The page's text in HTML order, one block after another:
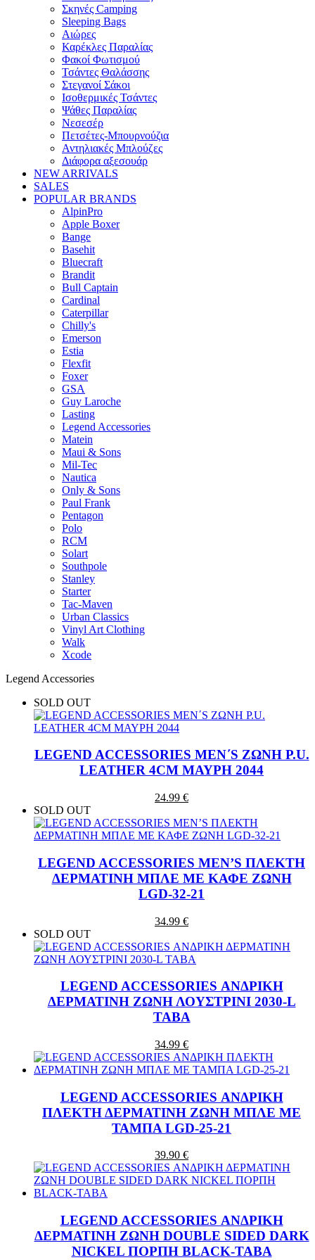
Σκηνές Camping
Sleeping Bags
Αιώρες
Καρέκλες Παραλίας
Φακοί Φωτισμού
Τσάντες Θαλάσσης
Στεγανοί Σάκοι
Ισοθερμικές Τσάντες
Ψάθες Παραλίας
Νεσεσέρ
Πετσέτες-Μπουρνούζια
Αντηλιακές Μπλούζες
Διάφορα αξεσουάρ
NEW ARRIVALS
SALES
POPULAR BRANDS
AlpinPro
Apple Boxer
Bange
Basehit
Bluecraft
Brandit
Bull Captain
Cardinal
Caterpillar
Chilly's
Emerson
Estia
Flexfit
Foxer
GSA
Guy Laroche
Lasting
Legend Accessories
Matein
Maui & Sons
Mil-Tec
Nautica
Only & Sons
Paul Frank
Pentagon
Polo
RCM
Solart
Southpole
Stanley
Starter
Tac-Maven
Urban Classics
Vinyl Art Clothing
Walk
Xcode
Legend Accessories
SOLD OUT
LEGEND ACCESSORIES MEN΄S ΖΩΝΗ P.U.
LEATHER 4CM ΜΑΥΡΗ 2044
24.99 €
SOLD OUT
LEGEND ACCESSORIES MEN’S ΠΛΕΚΤΗ
ΔΕΡΜΑΤΙΝΗ ΜΠΛΕ ΜΕ ΚΑΦΕ ΖΩΝΗ
LGD-32-21
34.99 €
SOLD OUT
LEGEND ACCESSORIES ΑΝΔΡΙΚΗ
ΔΕΡΜΑΤΙΝΗ ΖΩΝΗ ΛΟΥΣΤΡΙΝΙ 2030-L
TABA
34.99 €
LEGEND ACCESSORIES ΑΝΔΡΙΚΗ
ΠΛΕΚΤΗ ΔΕΡΜΑΤΙΝΗ ΖΩΝΗ ΜΠΛΕ ΜΕ
ΤΑΜΠΑ LGD-25-21
39.90 €
LEGEND ACCESSORIES ΑΝΔΡΙΚΗ
ΔΕΡΜΑΤΙΝΗ ΖΩΝΗ DOUBLE SIDED DARK
NICKEL ΠΟΡΠΗ BLACK-TABA